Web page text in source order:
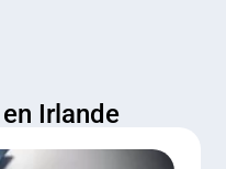
Irlande